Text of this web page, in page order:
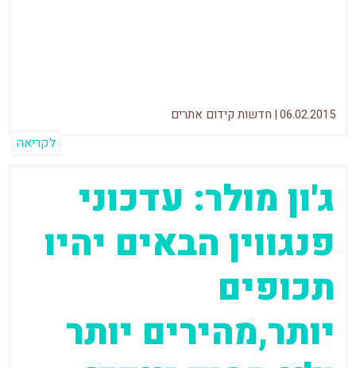
06.02.2015
| חדשות קידום אתרים
לקריאה
ג'ון מולר: עדכוני
פנגווין הבאים יהיו
תכופים
יותר,מהירים יותר